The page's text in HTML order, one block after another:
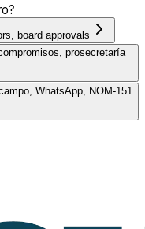
board approvals
prosecretaría
WhatsApp, NOM-151